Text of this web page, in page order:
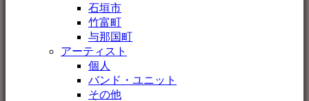
石垣市
竹富町
与那国町
アーティスト
個人
バンド・ユニット
その他